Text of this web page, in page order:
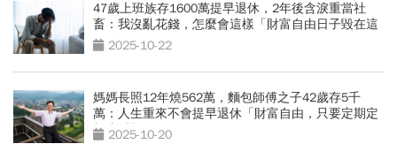
47歲上班族存1600萬提早退休，2年後含淚重當社
畜：我沒亂花錢，怎麼會這樣「財富自由日子毀在這
一點」
2025-10-22
媽媽長照12年燒562萬，麵包師傅之子42歲存5千
萬：人生重來不會提早退休「財富自由，只要定期定
額這2檔」
2025-10-20